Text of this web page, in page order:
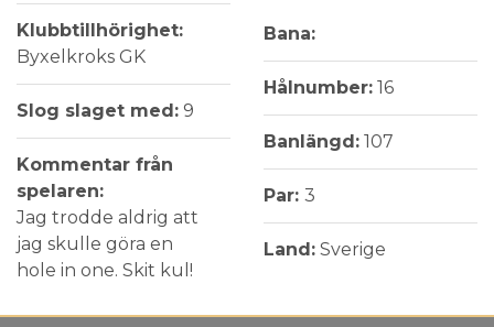
Klubbtillhörighet:
Byxelkroks GK
Slog slaget med: 9
Kommentar från
spelaren:
Jag trodde aldrig att
jag skulle göra en
hole in one. Skit kul!
Bana:
Hålnumber: 16
Banlängd: 107
Par: 3
Land: Sverige